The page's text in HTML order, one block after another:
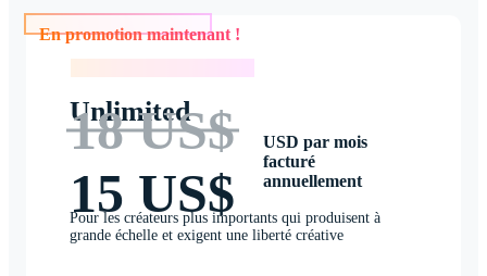
En promotion maintenant !
Unlimited
18 US$
15 US$
USD par mois
facturé
annuellement
Pour les créateurs plus importants qui produisent à
grande échelle et exigent une liberté créative